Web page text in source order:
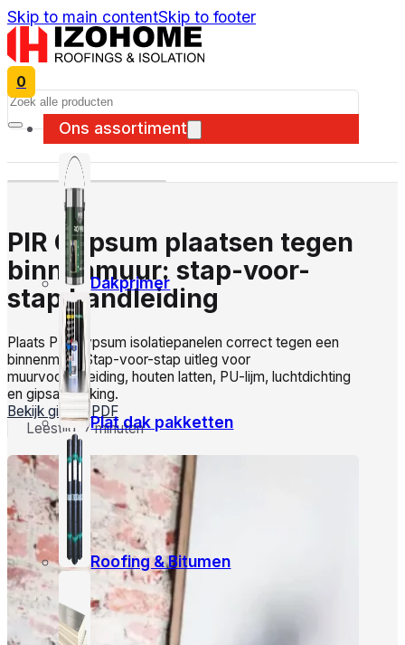
Skip to main contentSkip to footer
0
Ons assortiment
Dakprimer
Plat dak pakketten
Roofing & Bitumen
Search
PIR Gypsum plaatsen tegen
binnenmuur: stap-voor-
stap handleiding
Plaats PIR Gypsum isolatiepanelen correct tegen een
binnenmuur. Stap-voor-stap uitleg voor
muurvoorbereiding, houten latten, PU-lijm, luchtdichting
en gipsafwerking.
Bekijk gids in PDF
Leestijd: 7 minuten